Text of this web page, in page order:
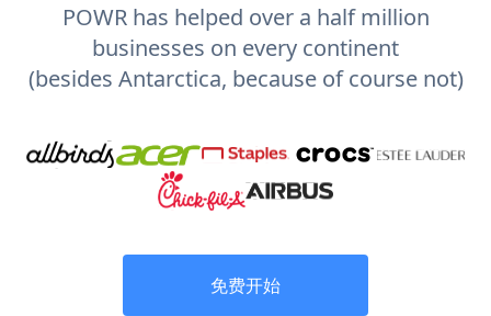
POWR has helped over a half million
businesses on every continent
(besides Antarctica, because of course not)
免费开始